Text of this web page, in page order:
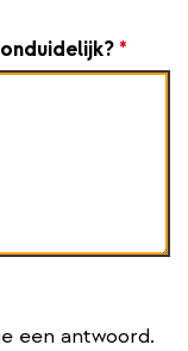
*
een antwoord.